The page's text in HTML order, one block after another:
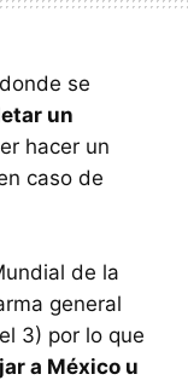
se
un
hacer un
caso de
de la
general
3) por lo que
a México u